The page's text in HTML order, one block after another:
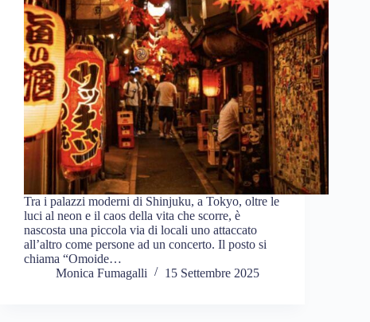
Tra i palazzi moderni di Shinjuku, a Tokyo, oltre le
luci al neon e il caos della vita che scorre, è
nascosta una piccola via di locali uno attaccato
all’altro come persone ad un concerto. Il posto si
chiama “Omoide…
Monica Fumagalli
15 Settembre 2025